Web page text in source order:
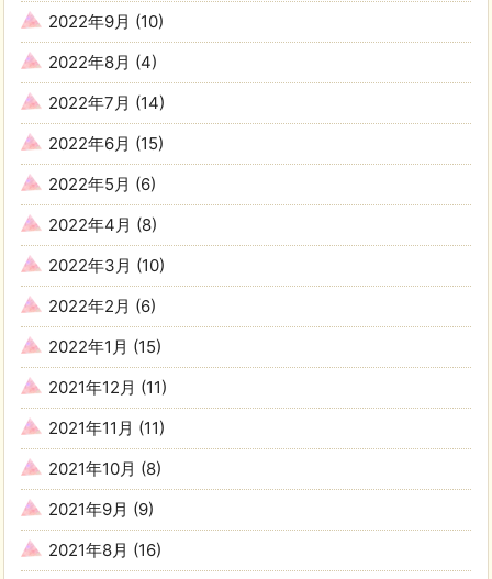
2022年9月 (10)
2022年8月 (4)
2022年7月 (14)
2022年6月 (15)
2022年5月 (6)
2022年4月 (8)
2022年3月 (10)
2022年2月 (6)
2022年1月 (15)
2021年12月 (11)
2021年11月 (11)
2021年10月 (8)
2021年9月 (9)
2021年8月 (16)